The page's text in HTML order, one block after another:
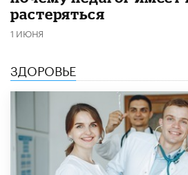
растеряться
1 ИЮНЯ
ЗДОРОВЬЕ